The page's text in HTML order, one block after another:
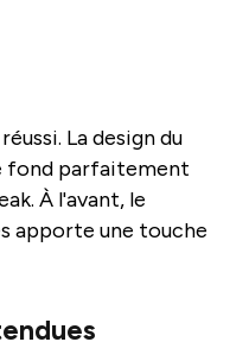
La design du
fond parfaitement
À l'avant, le
apporte une touche